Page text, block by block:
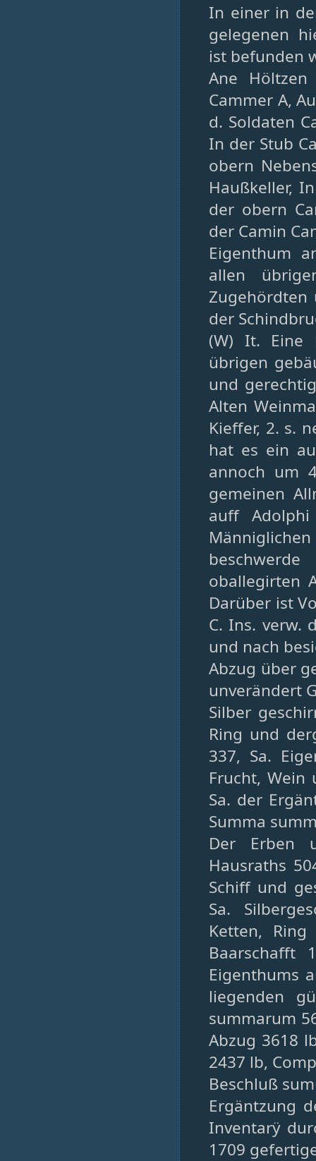
In einer in
gelegenen
ist befunden
Ane
Cammer A,
d. Soldaten
In der Stub
obern
Haußkeller,
der obern
der Camin
Eigenthum
allen
Zugehördten
der
(W) It. Eine
übrigen
und
Alten
Kieffer, 2. s.
hat es ein
annoch um
gemeinen
auff
oballegirten
Darüber ist
C. Ins. verw.
und nach
Abzug über
unverändert
Silber
Ring und
337, Sa.
Frucht, Wein
Sa. der
Summa
Der Erben
Hausraths
Schiff und
Sa.
Ketten,
Baarschafft
Eigenthums
liegenden
summarum
Abzug 3618
2437 lb,
Beschluß
Ergäntzung
Inventarÿ
1709